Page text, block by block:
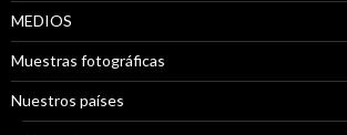
MEDIOS
Muestras fotográficas
Nuestros países